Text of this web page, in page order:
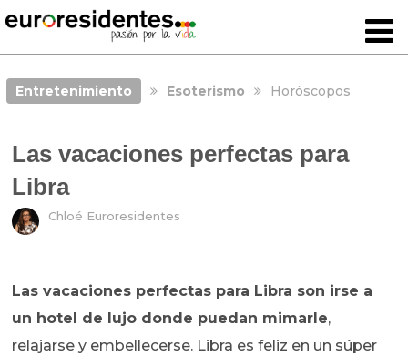
Entretenimiento Esoterismo Horóscopos
Las vacaciones perfectas para
Libra
Chloé Euroresidentes
Las vacaciones perfectas para Libra son irse a
un hotel de lujo donde puedan mimarle,
relajarse y embellecerse. Libra es feliz en un súper